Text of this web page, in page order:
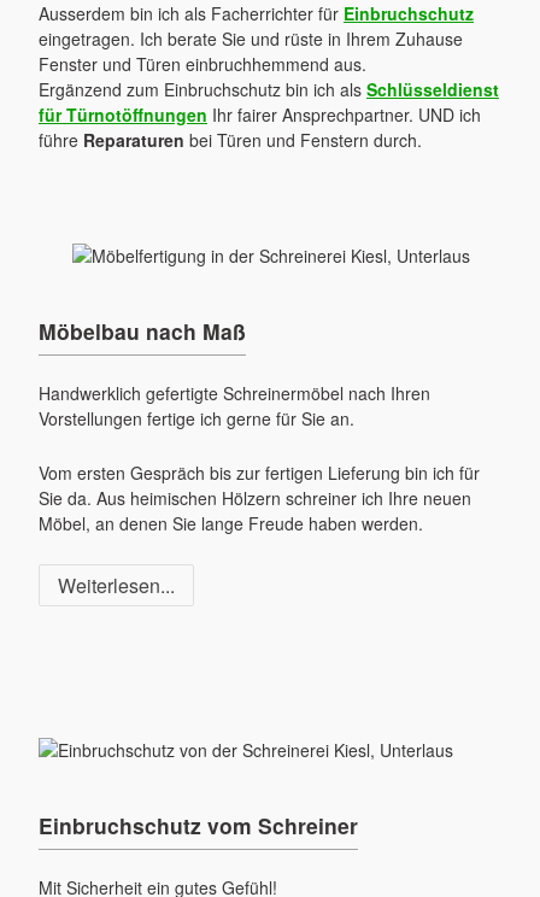
Ausserdem bin ich als Facherrichter für Einbruchschutz
eingetragen. Ich berate Sie und rüste in Ihrem Zuhause
Fenster und Türen einbruchhemmend aus.
Ergänzend zum Einbruchschutz bin ich als Schlüsseldienst
für Türnotöffnungen Ihr fairer Ansprechpartner. UND ich
führe Reparaturen bei Türen und Fenstern durch.
Möbelbau nach Maß
Handwerklich gefertigte Schreinermöbel nach Ihren
Vorstellungen fertige ich gerne für Sie an.
Vom ersten Gespräch bis zur fertigen Lieferung bin ich für
Sie da. Aus heimischen Hölzern schreiner ich Ihre neuen
Möbel, an denen Sie lange Freude haben werden.
Weiterlesen...
Einbruchschutz vom Schreiner
Mit Sicherheit ein gutes Gefühl!